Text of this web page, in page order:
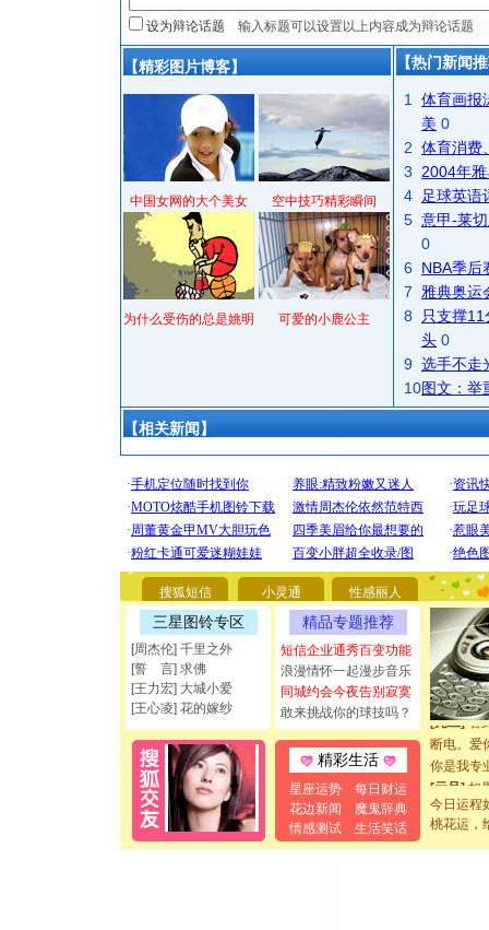
设为辩论话题
【精彩图片博客】
中国女网的大个美女 空中技巧精彩瞬间
为什么受伤的总是姚明 可爱的小鹿公主
【热门新闻
1
体育画报
美 0
2 体育消费
3
2004年
4
足球英语
5 意甲-莱
0
6 NBA季后
7
雅典奥运
8
只支撑
头 0
9 选手不走
10图文：举
【相关新闻】
搜狐短信 小灵通 性感丽人
三星图铃专区
[周杰伦] 千里之外
[誓 言] 求佛
[王力宏] 大城小爱
[王心凌] 花的嫁纱
精品专题推荐
短信企业通秀百变功能
浪漫情怀一起漫步音乐
同城约会今夜告别寂寞
敢来挑战你的球技吗？
精彩生活
星座运势
每日财运
花边新闻
魔鬼辞典
情感测试
生活笑话
[圣诞节]
你太多
要平安！
[圣诞节]
能正大光
都要快乐
[圣诞节]
如意,快
[元旦]看
断电。爱
你是我专
[元旦] 如
起；二是
离。水晶
今日运程
桃花运，